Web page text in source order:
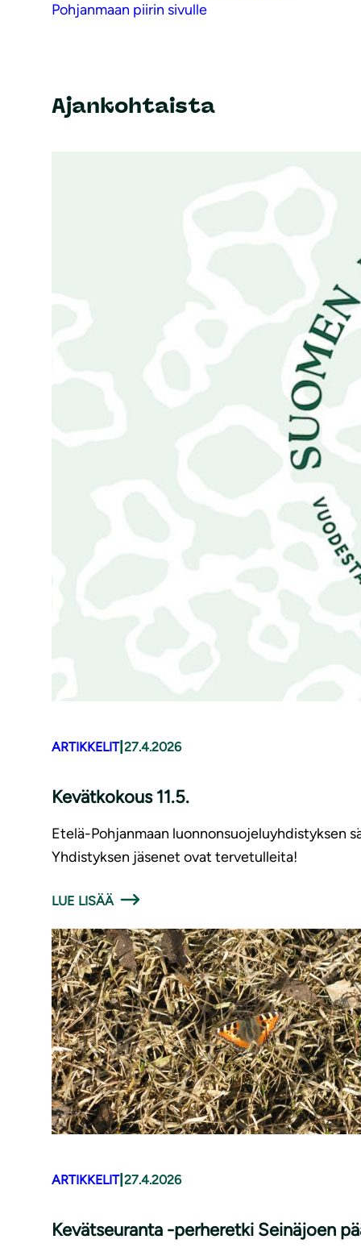
Pohjanmaan piirin sivulle
Ajankohtaista
ARTIKKELIT| 27.4.2026
Kevätkokous 11.5.
Etelä-Pohjanmaan luonnonsuojeluyhdistyksen
Yhdistyksen jäsenet ovat tervetulleita!
LUE LISÄÄ
ARTIKKELIT| 27.4.2026
Kevätseuranta -perheretki Seinäjoen